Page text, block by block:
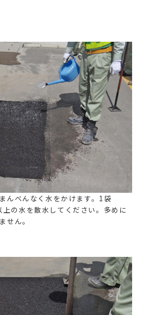
んべんなく水をかけます。1袋
の水を散水してください。多めに
せん。